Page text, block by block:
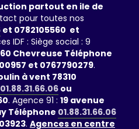
partout en ile de
pour toutes nos
et 0782105560 et
IDF : Siège social : 9
Chevreuse Téléphone
et 0767790279.
à vent 78310
01.88.31.66.06 ou
. Agence 91 : 19 avenue
Téléphone 01.88.31.66.06
. Agences en centre